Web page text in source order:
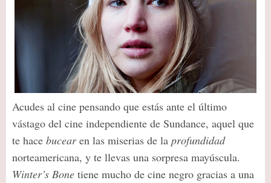
Acudes al cine pensando que estás ante el último
vástago del cine independiente de Sundance, aquel que
te hace bucearen las miserias de la profundidad
norteamericana, y te llevas una sorpresa mayúscula.
Winter’s Bone tiene mucho de cine negro gracias a una